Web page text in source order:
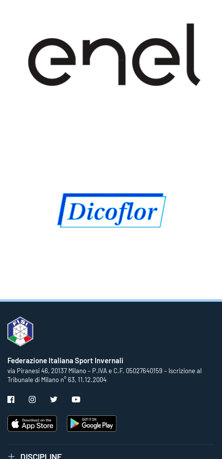
Federazione Italiana Sport Invernali
via Piranesi 46, 20137 Milano – P.IVA e C.F. 05027640159 – Iscrizione al
Tribunale di Milano n° 63, 11.12.2004
DISCIPLINE